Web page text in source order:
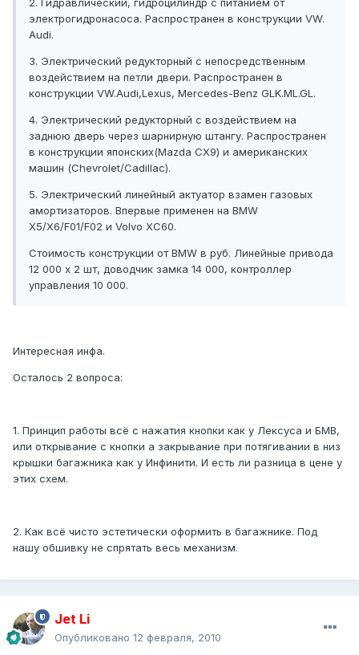
2. Гидравлический, гидроцилиндр с питанием от
электрогидронасоса. Распространен в конструкции VW.
Audi.
3. Электрический редукторный с непосредственным
воздействием на петли двери. Распространен в
конструкции VW.Audi,Lexus, Mercedes-Benz GLK.ML.GL.
4. Электрический редукторный с воздействием на
заднюю дверь через шарнирную штангу. Распространен
в конструкции японских(Mazda CX9) и американских
машин (Chevrolet/Cadillac).
5. Электрический линейный актуатор взамен газовых
амортизаторов. Впервые применен на BMW
X5/X6/F01/F02 и Volvo XC60.
Стоимость конструкции от BMW в руб. Линейные привода
12 000 х 2 шт, доводчик замка 14 000, контроллер
управления 10 000.
Интересная инфа.
Осталось 2 вопроса:
1. Принцип работы всё с нажатия кнопки как у Лексуса и БМВ,
или открывание с кнопки а закрывание при потягивании в низ
крышки багажника как у Инфинити. И есть ли разница в цене у
этих схем.
2. Как всё чисто эстетически оформить в багажнике. Под
нашу обшивку не спрятать весь механизм.
Jet Li
Опубликовано 12 февраля, 2010